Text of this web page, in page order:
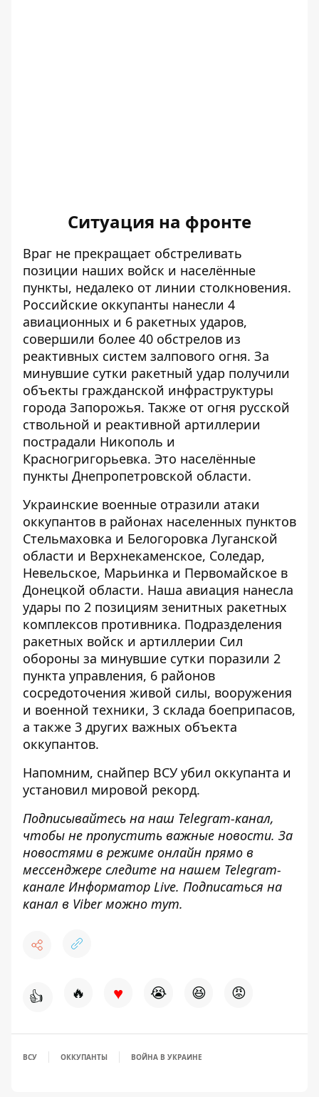
Ситуация на фронте
Враг не прекращает обстреливать
позиции наших войск и населённые
пункты, недалеко от линии столкновения.
Российские оккупанты нанесли 4
авиационных и 6 ракетных ударов,
совершили более 40 обстрелов из
реактивных систем залпового огня. За
минувшие сутки ракетный удар получили
объекты гражданской инфраструктуры
города Запорожья. Также от огня русской
ствольной и реактивной артиллерии
пострадали Никополь и
Красногригорьевка. Это населённые
пункты Днепропетровской области.
Украинские военные отразили атаки
оккупантов в районах населенных пунктов
Стельмаховка и Белогоровка Луганской
области и Верхнекаменское, Соледар,
Невельское, Марьинка и Первомайское в
Донецкой области. Наша авиация нанесла
удары по 2 позициям зенитных ракетных
комплексов противника. Подразделения
ракетных войск и артиллерии Сил
обороны за минувшие сутки поразили 2
пункта управления, 6 районов
сосредоточения живой силы, вооружения
и военной техники, 3 склада боеприпасов,
а также 3 других важных объекта
оккупантов.
Напомним, снайпер ВСУ убил оккупанта и
установил мировой рекорд.
Подписывайтесь на наш Telegram-канал,
чтобы не пропустить важные новости. За
новостями в режиме онлайн прямо в
мессенджере следите на нашем Telegram-
канале Информатор Live. Подписаться на
канал в Viber можно тут.
👍 🔥 ♥ 😭 😆 😡
ВСУ ОККУПАНТЫ ВОЙНА В УКРАИНЕ